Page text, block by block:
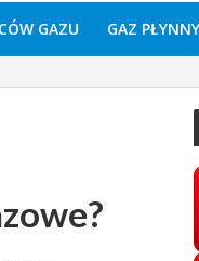
GAZU GAZ PŁYNNY